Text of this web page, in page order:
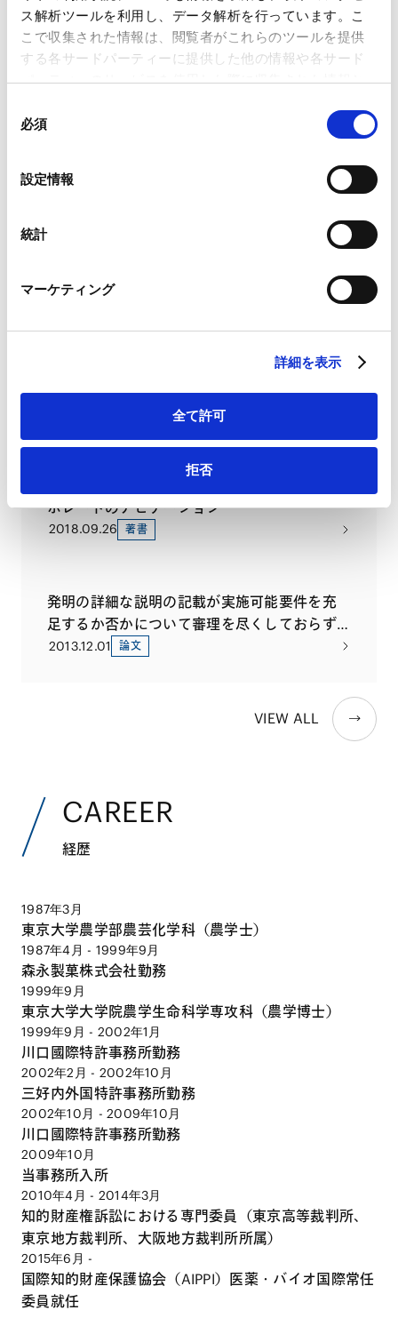
ス解析ツールを利用し、データ解析を行っています。こ
こで収集された情報は、閲覧者がこれらのツールを提供
する各サードパーティーに提供した他の情報や各サード
パーティーのサービスを使用した際に収集された情報と
ことがあります。
Google Analytics利用規約（
Marketo
外部サイト）
LinkedIn プライバシーポリシー（
HubSpot プライバシーポリシー（外部サイト）
必須
設定情報
統計
マーケティング
詳細を表示
全て許可
拒否
Developments in SPCs and patent term
extensions
2012.10.22
欧州における特許調査実務及び近時の日本に
PUBLICATIONS
医薬・ヘルスケアの法務〔第2版〕- 規制・知
財・コーポレートのナビゲーション
ポレートのナビゲーション
2018.09.26 著書
発明の詳細な説明の記載が実施可能要件を充
足するか否かについて審理を尽くしておらず、
引例に基づき進歩性なしと判断された事例
2013.12.01 論文
VIEW ALL
CAREER
経歴
1987年3月
東京大学農学部農芸化学科（農学士）
1987年4月 - 1999年9月
森永製菓株式会社勤務
1999年9月
東京大学大学院農学生命科学専攻科（農学博士）
1999年9月 - 2002年1月
川口國際特許事務所勤務
2002年2月 - 2002年10月
三好内外国特許事務所勤務
2002年10月 - 2009年10月
川口國際特許事務所勤務
2009年10月
当事務所入所
2010年4月 - 2014年3月
知的財産権訴訟における専門委員（東京高等裁判所、
東京地方裁判所、大阪地方裁判所所属）
2015年6月 -
国際知的財産保護協会（AIPPI）医薬・バイオ国際常任
委員就任